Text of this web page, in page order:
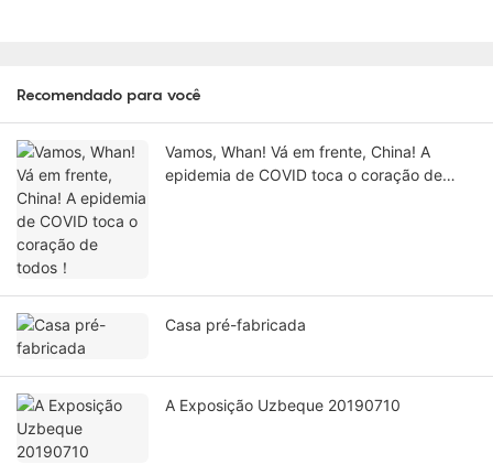
Recomendado para você
Vamos, Whan! Vá em frente, China! A
epidemia de COVID toca o coração de
Casa pré-fabricada
A Exposição Uzbeque 20190710